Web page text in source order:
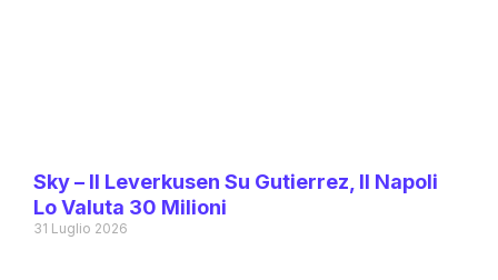
Sky – Il Leverkusen Su Gutierrez, Il Napoli
Lo Valuta 30 Milioni
31 Luglio 2026